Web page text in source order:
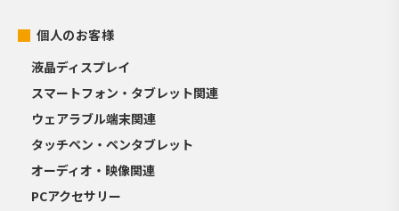
個人のお客様
液晶ディスプレイ
スマートフォン・タブレット関連
ウェアラブル端末関連
タッチペン・ペンタブレット
オーディオ・映像関連
PCアクセサリー